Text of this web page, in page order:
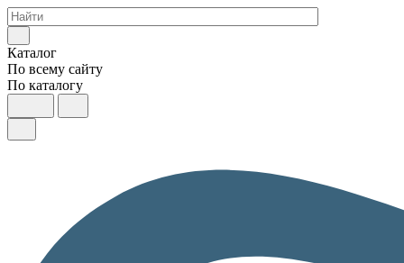
Каталог
По всему сайту
По каталогу